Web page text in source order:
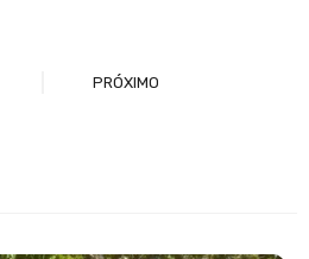
PRÓXIMO